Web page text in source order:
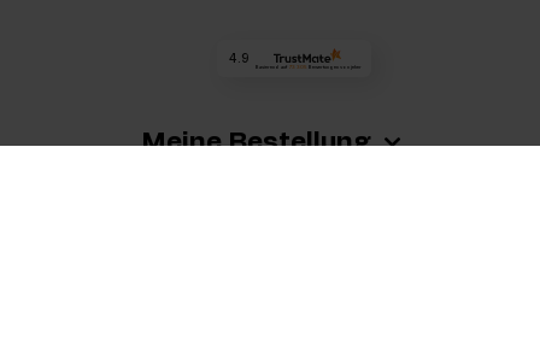
Meine Bestellung
4.9
Basierend auf 73 305 Bewertungenvon jeher